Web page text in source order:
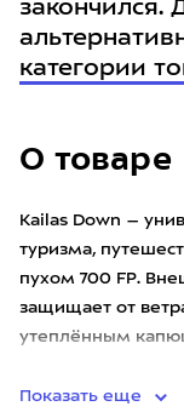
О товаре
Kailas Down –
туризма,
пухом 700 FP.
защищает от
утеплённым
Показать еще
закончился.
категории